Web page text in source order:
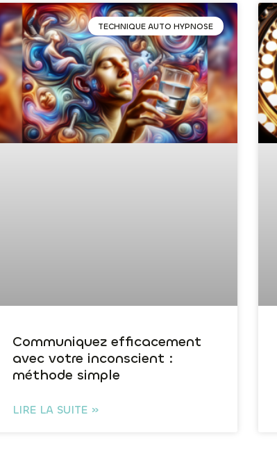
TECHNIQUE AUTO HYPNOSE
Communiquez efficacement
avec votre inconscient :
méthode simple
LIRE LA SUITE »